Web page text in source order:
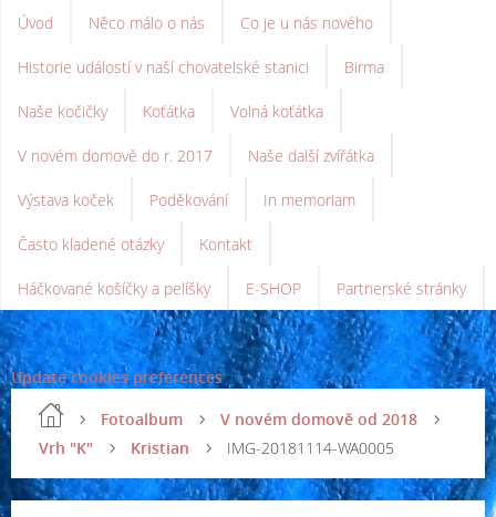
Úvod Něco málo o nás Co je u nás nového
Historie událostí v naší chovatelské stanici Birma
Naše kočičky Koťátka Volná koťátka
V novém domově do r. 2017 Naše další zvířátka
Výstava koček Poděkování In memoriam
Často kladené otázky Kontakt
Háčkované košíčky a pelíšky E-SHOP Partnerské stránky
Update cookies preferences
Fotoalbum
V novém domově od 2018
Vrh "K"
Kristian IMG-20181114-WA0005